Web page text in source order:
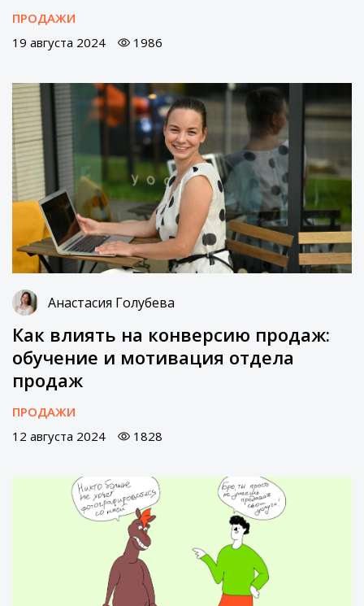
ПРОДАЖИ
19 августа 2024
1986
Анастасия Голубева
Как влиять на конверсию продаж:
обучение и мотивация отдела
продаж
ПРОДАЖИ
12 августа 2024
1828